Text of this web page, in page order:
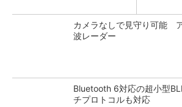
カメラなしで見守り可能
波レーダー
Bluetooth 6対応の超小型
チプロトコルも対応